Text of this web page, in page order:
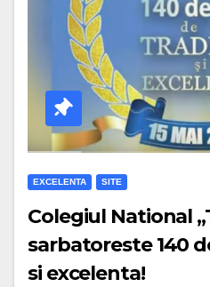
EXCELENTA SITE
Colegiul National
sarbatoreste 140
si excelenta!